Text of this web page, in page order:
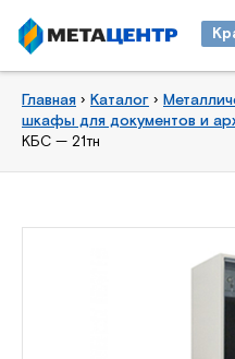
Главная › Каталог ›
шкафы для документов и
КБС — 21тн